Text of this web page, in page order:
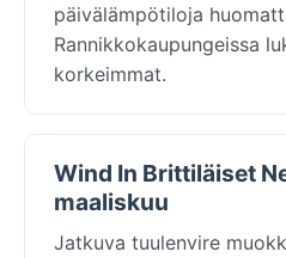
päivälämpötiloja
Rannikkokaupungeissa
korkeimmat.
Wind In Brittiläiset
maaliskuu
Jatkuva tuulenvire